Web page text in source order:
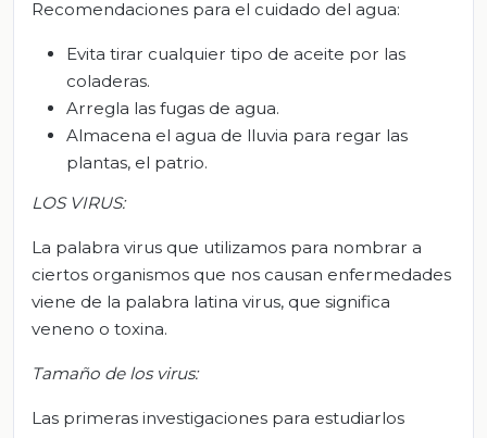
Recomendaciones para el cuidado del agua:
Evita tirar cualquier tipo de aceite por las
coladeras.
Arregla las fugas de agua.
Almacena el agua de lluvia para regar las
plantas, el patrio.
LOS VIRUS:
La palabra virus que utilizamos para nombrar a
ciertos organismos que nos causan enfermedades
viene de la palabra latina virus, que significa
veneno o toxina.
Tamaño de los virus:
Las primeras investigaciones para estudiarlos